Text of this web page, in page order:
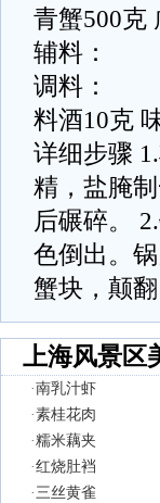
青蟹500克
辅料：
调料：
料酒10克
详细步骤
精，盐腌
后碾碎。
色倒出。
蟹块，颠
上海风景区
·南乳汁虾
·素桂花肉
·糯米藕夹
·红烧肚裆
·三丝黄雀